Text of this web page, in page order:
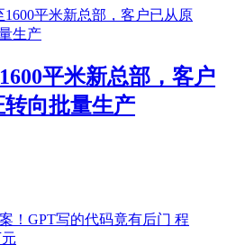
平米新总部，客户
向批量生产